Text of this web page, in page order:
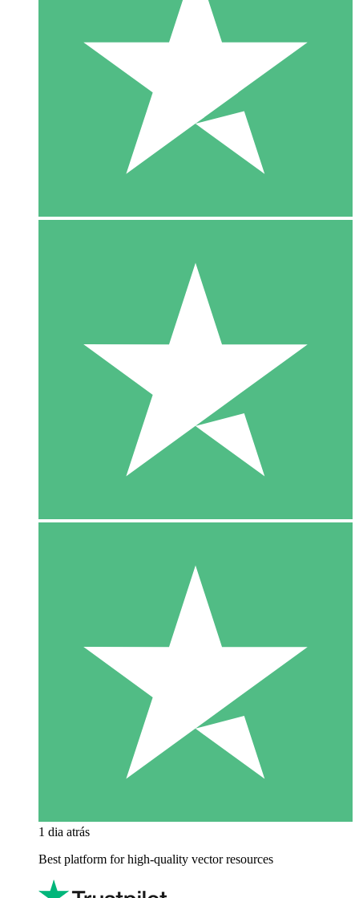
1 dia atrás
Best platform for high-quality vector resources